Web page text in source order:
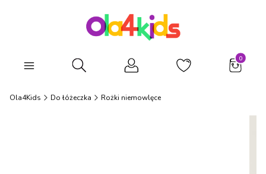
Otwórz wyszukiwarkę
Ola4Kids Do łóżeczka Rożki niemowlęce